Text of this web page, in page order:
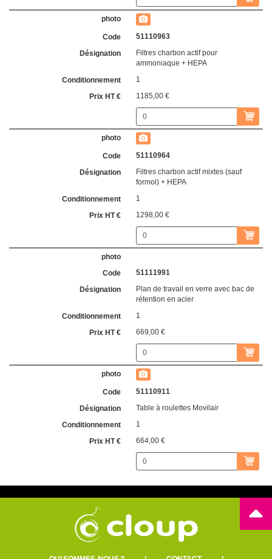
51110963
Filtres charbon actif pour
ammoniaque + HEPA
1
1185,00 €
51110964
Filtres charbon actif mixtes (sauf
formol) + HEPA
1
1298,00 €
51111991
Plan de travail en verre avec bac de
rétention en acier
1
669,00 €
51110911
Table à roulettes Movilair
1
664,00 €